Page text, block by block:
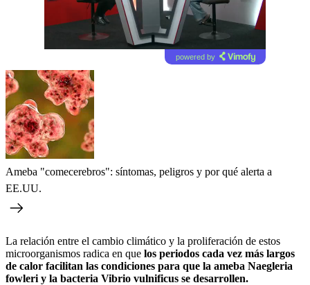
powered by
Ameba "comecerebros": síntomas, peligros y por qué alerta a
EE.UU.
La relación entre el cambio climático y la proliferación de estos
microorganismos radica en que los periodos cada vez más largos
de calor facilitan las condiciones para que la ameba Naegleria
fowleri y la bacteria Vibrio vulnificus se desarrollen.